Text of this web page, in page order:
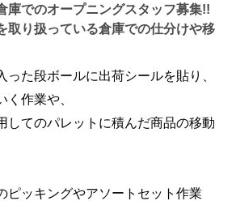
庫でのオープニングスタッフ募集!!
取り扱っている倉庫での仕分けや移
った段ボールに出荷シールを貼り、
く作業や、
してのパレットに積んだ商品の移動
ピッキングやアソートセット作業